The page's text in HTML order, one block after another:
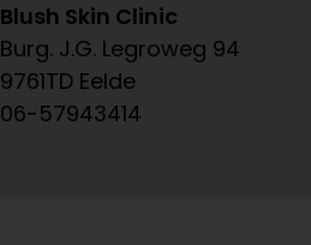
Blush Skin Clinic
Burg. J.G. Legroweg 94
9761TD Eelde
06-57943414